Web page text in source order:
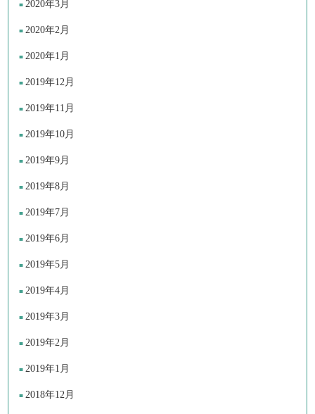
2020年3月
2020年2月
2020年1月
2019年12月
2019年11月
2019年10月
2019年9月
2019年8月
2019年7月
2019年6月
2019年5月
2019年4月
2019年3月
2019年2月
2019年1月
2018年12月